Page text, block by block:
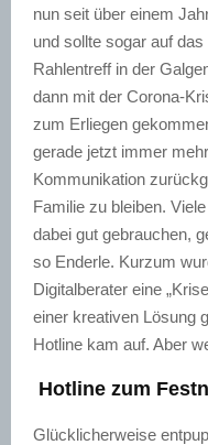
nun seit über einem
und sollte sogar auf
Rahlentreff in der
dann mit der Corona-
zum Erliegen
gerade jetzt immer
Kommunikation
Familie zu bleiben.
dabei gut gebrauchen,
so Enderle. Kurzum
Digitalberater eine
einer kreativen Lösung
Hotline kam auf. Aber
Hotline zum
Glücklicherweise